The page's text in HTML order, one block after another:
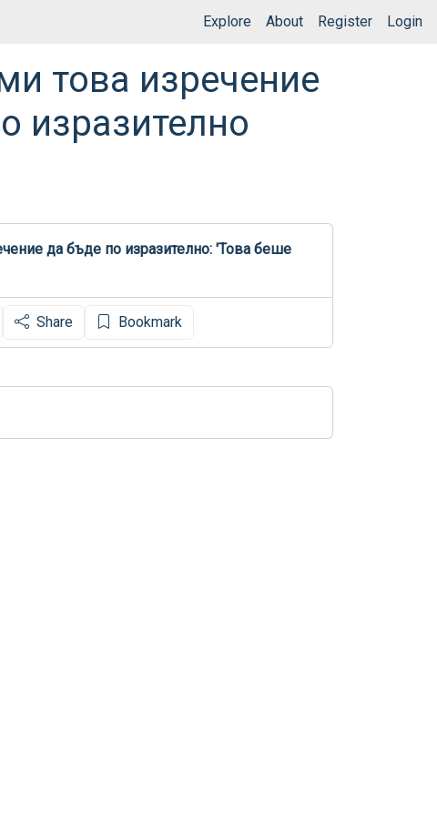
Explore About Register Login
това изречение
изразително
да бъде по изразително: 'Това беше
Share Bookmark